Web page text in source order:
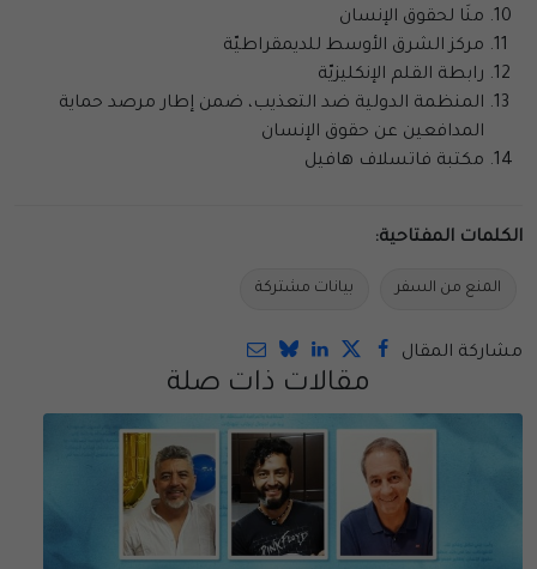
منَا لحقوق الإنسان
مركز الشرق الأوسط للديمقراطيّة
رابطة القلم الإنكليزيّة
المنظمة الدولية ضد التعذيب، ضمن إطار مرصد حماية
المدافعين عن حقوق الإنسان
مكتبة فاتسلاف هافيل
الكلمات المفتاحية:
المنع من السفر بيانات مشتركة
مشاركة المقال
مقالات ذات صلة